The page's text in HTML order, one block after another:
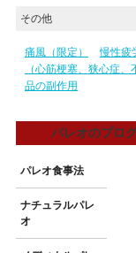
その他
痛風（限定） 慢性疲
（心筋梗塞、狭心症
品の副作用
パレオのプロ
パレオ食事法
ナチュラルパレ
オ